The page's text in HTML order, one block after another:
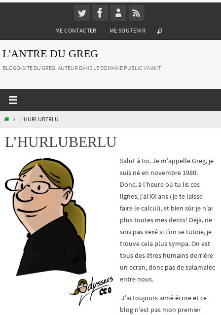
ME CONTACTER ME SOUTENIR
L'ANTRE DU GREG
BLOGO-SITE DU GREG, AUTEUR DANS LE DOMAINE PUBLIC VIVANT
HOMEL’HURLUBERLU
L’HURLUBERLU
Salut à toi. Je m’appelle Greg, je
suis né en novembre 1980.
Donc, à l’heure où tu lis ces
lignes, j’ai XX ans (je te laisse
faire le calcul), et bien sûr je n’ai
plus toutes mes dents! Déjà, ne
sois pas vexé si l’on se tutoie, je
trouve cela plus sympa. On est
tous des êtres humains derrière
un écran, donc pas de salamalec
entre nous.
J’ai toujours aimé écrire et ce
blog n’est pas mon premier